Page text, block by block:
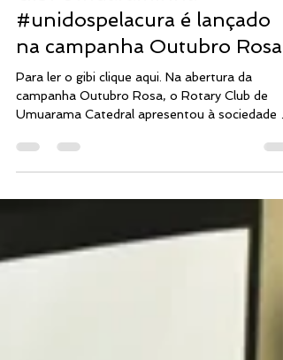
3 de out. de 2017
1 min de leitura
Gibi Umuaraminha
#unidospelacura é lançado
na campanha Outubro Rosa
Para ler o gibi clique aqui. Na abertura da
gibi...